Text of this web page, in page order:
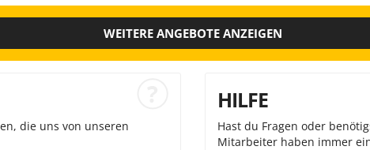
WEITERE ANGEBOTE ANZEIGEN
die uns von unseren
HILFE
Hast du Fragen oder
Mitarbeiter haben immer